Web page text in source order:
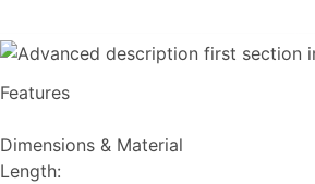
Features
Dimensions & Material
Length: